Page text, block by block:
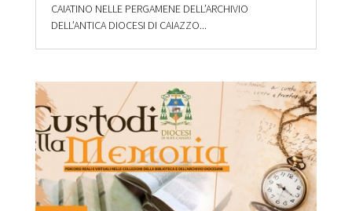
CAIATINO NELLE PERGAMENE DELL’ARCHIVIO
DELL’ANTICA DIOCESI DI CAIAZZO...